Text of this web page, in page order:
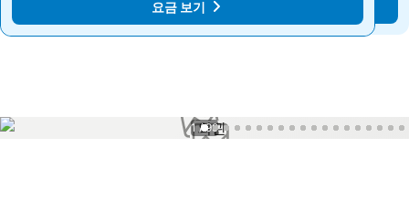
요금 보기
요금 보기
1 / 99